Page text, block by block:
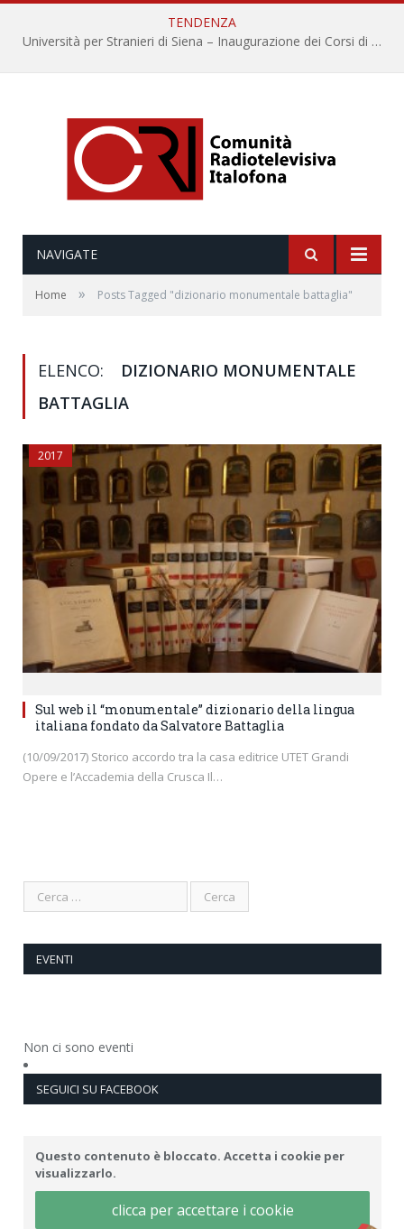
TENDENZA
Università per Stranieri di Siena – Inaugurazione dei Corsi di Lingua e Cultura Italiana, 109a annata
NAVIGATE
Home » Posts Tagged "dizionario monumentale battaglia"
ELENCO:
DIZIONARIO MONUMENTALE
BATTAGLIA
2017
Sul web il “monumentale” dizionario della lingua
italiana fondato da Salvatore Battaglia
(10/09/2017) Storico accordo tra la casa editrice UTET Grandi
Opere e l’Accademia della Crusca Il…
EVENTI
Non ci sono eventi
SEGUICI SU FACEBOOK
Questo contenuto è bloccato. Accetta i cookie per
visualizzarlo.
clicca per accettare i cookie